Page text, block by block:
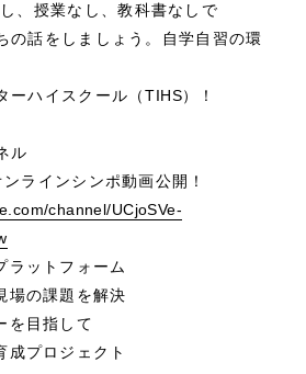
、授業なし、教科書なしで
話をしましょう。自学自習の環
ーハイスクール（TIHS）！
ル
ラインシンポ動画公開！
channel/UCjoSVe-
ラットフォーム
場の課題を解決
を目指して
成プロジェクト